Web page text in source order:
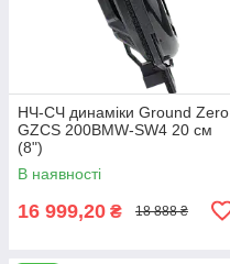
НЧ-СЧ динаміки Ground Zero
GZCS 200BMW-SW4 20 см
(8")
В наявності
16 999,20 ₴ 18 888 ₴